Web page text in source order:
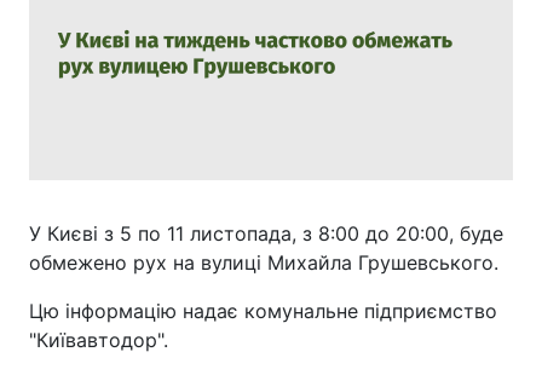
У Києві з 5 по 11 листопада, з 8:00 до 20:00, буде
обмежено рух на вулиці Михайла Грушевського.
Цю інформацію надає комунальне підприємство
"Київавтодор".